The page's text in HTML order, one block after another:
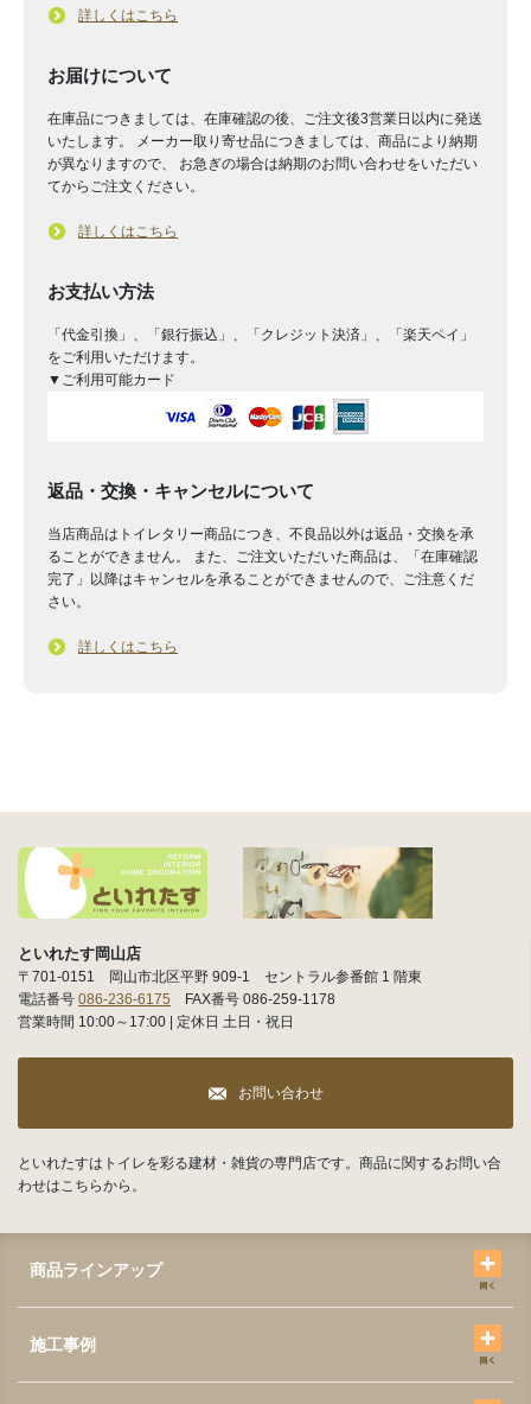
詳しくはこちら
お届けについて
在庫品につきましては、在庫確認の後、ご注文後3営業日以内に発送
いたします。 メーカー取り寄せ品につきましては、商品により納期
が異なりますので、 お急ぎの場合は納期のお問い合わせをいただい
てからご注文ください。
詳しくはこちら
お支払い方法
「代金引換」、「銀行振込」、「クレジット決済」、「楽天ペイ」
をご利用いただけます。
▼ご利用可能カード
返品・交換・キャンセルについて
当店商品はトイレタリー商品につき、不良品以外は返品・交換を承
ることができません。 また、ご注文いただいた商品は、「在庫確認
完了」以降はキャンセルを承ることができませんので、ご注意くだ
さい。
詳しくはこちら
といれたす岡山店
〒701-0151 岡山市北区平野 909-1 セントラル参番館 1 階東
電話番号 086-236-6175 FAX番号 086-259-1178
営業時間 10:00～17:00 | 定休日 土日・祝日
お問い合わせ
といれたすはトイレを彩る建材・雑貨の専門店です。商品に関するお問い合
わせはこちらから。
商品ラインアップ
施工事例